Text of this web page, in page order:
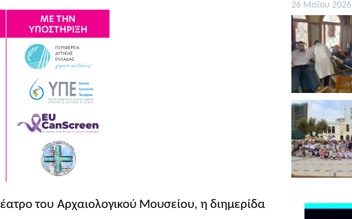
του Αρχαιολογικού Μουσείου, η διημερίδα
26 Μαΐου 2026